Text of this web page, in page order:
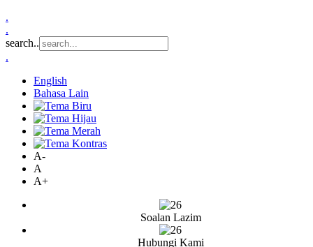
.
.
search..
.
English
Bahasa Lain
A-
A
A+
Soalan Lazim
Hubungi Kami